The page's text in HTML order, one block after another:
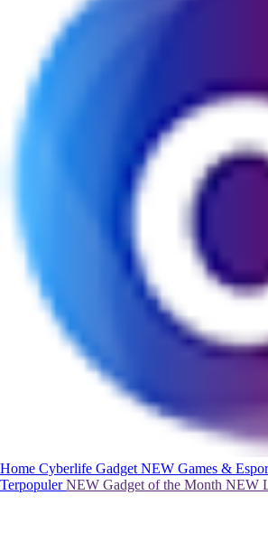
Home Cyberlife Gadget NEW Games &
TerpopulerNEW Gadget of the Month NEW